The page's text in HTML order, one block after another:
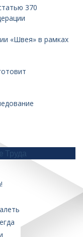
370
«Швея» в рамках
Труда